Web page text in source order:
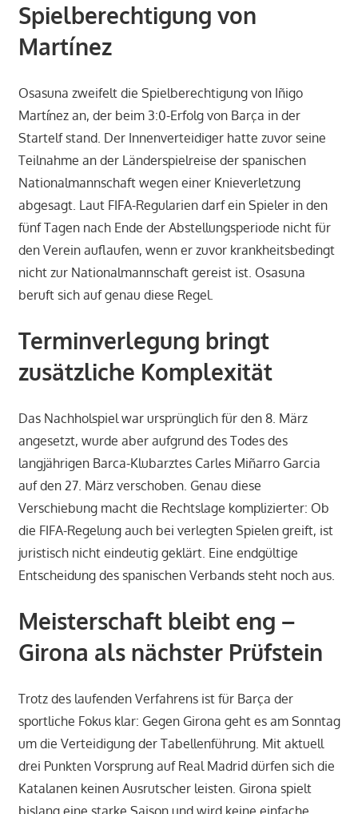
Spielberechtigung von
Martínez
Osasuna zweifelt die Spielberechtigung von Iñigo
Martínez an, der beim 3:0-Erfolg von Barça in der
Startelf stand. Der Innenverteidiger hatte zuvor seine
Teilnahme an der Länderspielreise der spanischen
Nationalmannschaft wegen einer Knieverletzung
abgesagt. Laut FIFA-Regularien darf ein Spieler in den
fünf Tagen nach Ende der Abstellungsperiode nicht für
den Verein auflaufen, wenn er zuvor krankheitsbedingt
nicht zur Nationalmannschaft gereist ist. Osasuna
beruft sich auf genau diese Regel.
Terminverlegung bringt
zusätzliche Komplexität
Das Nachholspiel war ursprünglich für den 8. März
angesetzt, wurde aber aufgrund des Todes des
langjährigen Barca-Klubarztes Carles Miñarro Garcia
auf den 27. März verschoben. Genau diese
Verschiebung macht die Rechtslage komplizierter: Ob
die FIFA-Regelung auch bei verlegten Spielen greift, ist
juristisch nicht eindeutig geklärt. Eine endgültige
Entscheidung des spanischen Verbands steht noch aus.
Meisterschaft bleibt eng –
Girona als nächster Prüfstein
Trotz des laufenden Verfahrens ist für Barça der
sportliche Fokus klar: Gegen Girona geht es am Sonntag
um die Verteidigung der Tabellenführung. Mit aktuell
drei Punkten Vorsprung auf Real Madrid dürfen sich die
Katalanen keinen Ausrutscher leisten. Girona spielt